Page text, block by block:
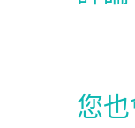
您